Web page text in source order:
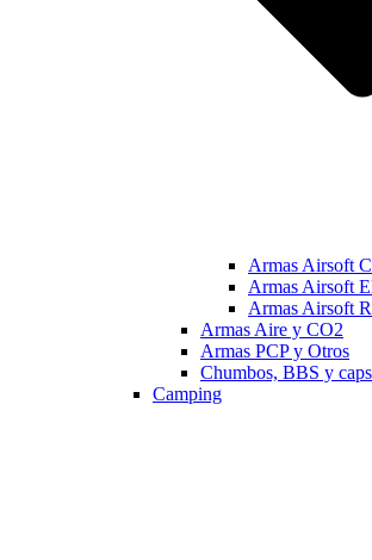
Armas Airsoft
Armas Airsoft
Armas Airsoft
Armas Aire y CO2
Armas PCP y Otros
Chumbos, BBS y
Camping